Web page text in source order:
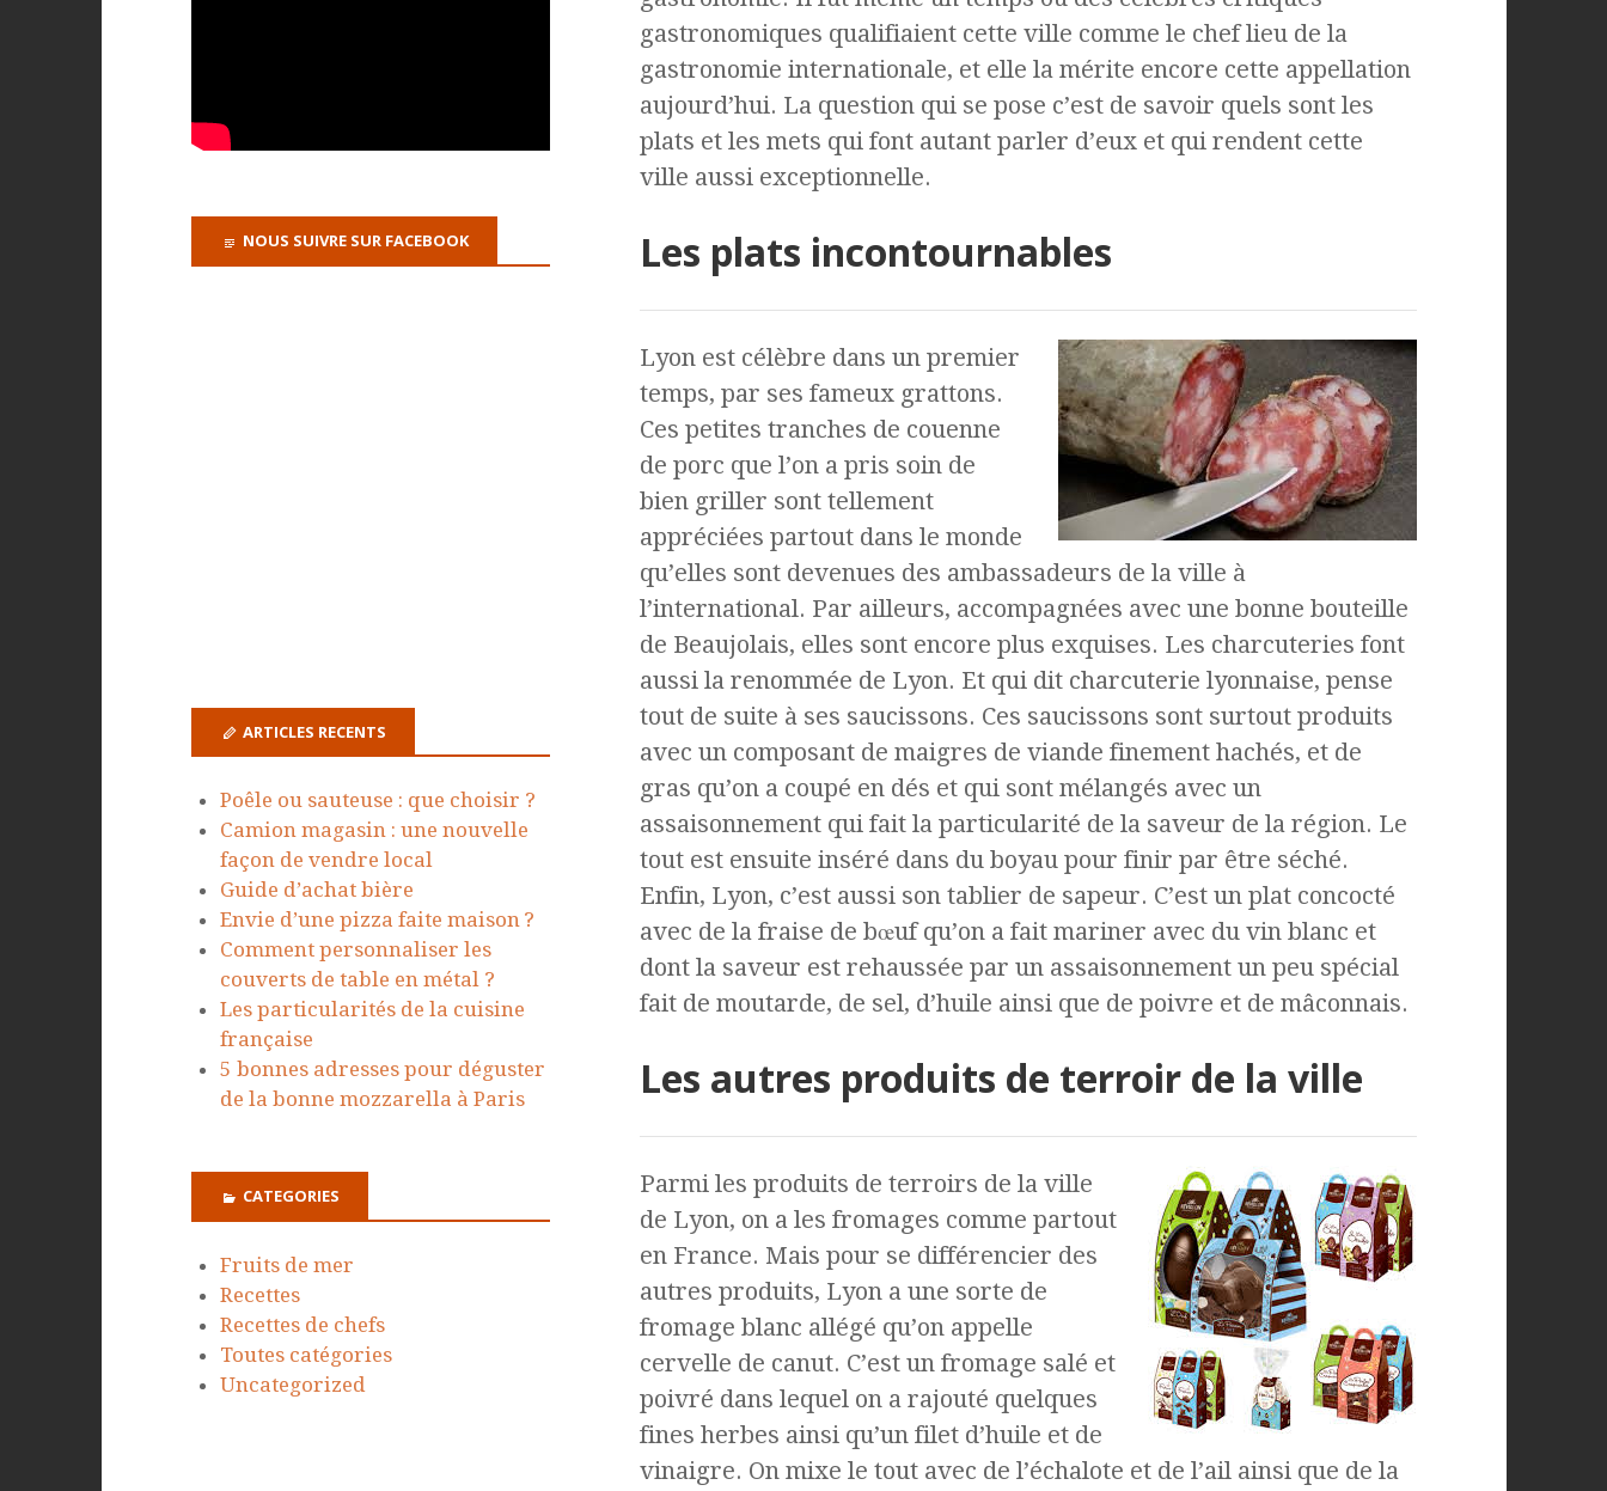
gastronomiques qualifiaient cette ville comme le chef lieu de la
gastronomie internationale, et elle la mérite encore cette appellation
aujourd’hui. La question qui se pose c’est de savoir quels sont les
plats et les mets qui font autant parler d’eux et qui rendent cette
ville aussi exceptionnelle.
Les plats incontournables
Lyon est célèbre dans un premier
temps, par ses fameux grattons.
Ces petites tranches de couenne
de porc que l’on a pris soin de
bien griller sont tellement
appréciées partout dans le monde
qu’elles sont devenues des ambassadeurs de la ville à
l’international. Par ailleurs, accompagnées avec une bonne bouteille
de Beaujolais, elles sont encore plus exquises. Les charcuteries font
aussi la renommée de Lyon. Et qui dit charcuterie lyonnaise, pense
tout de suite à ses saucissons. Ces saucissons sont surtout produits
avec un composant de maigres de viande finement hachés, et de
gras qu’on a coupé en dés et qui sont mélangés avec un
assaisonnement qui fait la particularité de la saveur de la région. Le
tout est ensuite inséré dans du boyau pour finir par être séché.
Enfin, Lyon, c’est aussi son tablier de sapeur. C’est un plat concocté
avec de la fraise de bœuf qu’on a fait mariner avec du vin blanc et
dont la saveur est rehaussée par un assaisonnement un peu spécial
fait de moutarde, de sel, d’huile ainsi que de poivre et de mâconnais.
Les autres produits de terroir de la ville
Parmi les produits de terroirs de la ville
de Lyon, on a les fromages comme partout
en France. Mais pour se différencier des
autres produits, Lyon a une sorte de
fromage blanc allégé qu’on appelle
cervelle de canut. C’est un fromage salé et
poivré dans lequel on a rajouté quelques
fines herbes ainsi qu’un filet d’huile et de
vinaigre. On mixe le tout avec de l’échalote et de l’ail ainsi que de la
NOUS SUIVRE SUR FACEBOOK
ARTICLES RECENTS
Poêle ou sauteuse : que choisir ?
Camion magasin : une nouvelle
façon de vendre local
Guide d’achat bière
Envie d’une pizza faite maison ?
Comment personnaliser les
couverts de table en métal ?
Les particularités de la cuisine
française
5 bonnes adresses pour déguster
de la bonne mozzarella à Paris
CATEGORIES
Fruits de mer
Recettes
Recettes de chefs
Toutes catégories
Uncategorized